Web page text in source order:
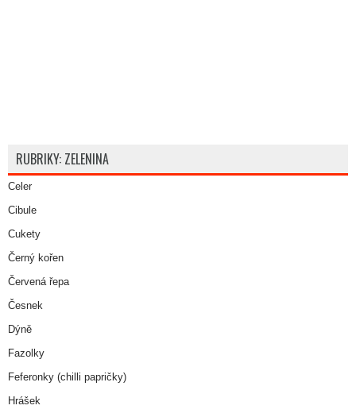
RUBRIKY: ZELENINA
Celer
Cibule
Cukety
Černý kořen
Červená řepa
Česnek
Dýně
Fazolky
Feferonky (chilli papričky)
Hrášek